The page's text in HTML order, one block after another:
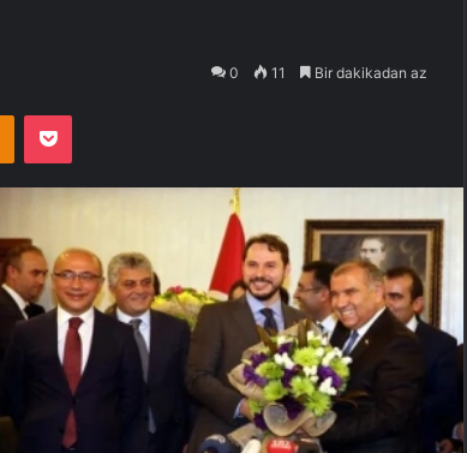
0 11 Bir dakikadan az
Odnoklassniki
Pocket